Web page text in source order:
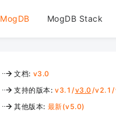
MogDB MogDB Stack
文档: v3.0
支持的版本: v3.1 /v3.0/v2.1 /
其他版本: 最新(v5.0)